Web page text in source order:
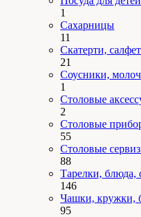
1
Сахарницы
11
Скатерти,
21
Соусники,
1
Столовые
2
Столовые
55
Столовые
88
Тарелки, блюда,
146
Чашки, кружки,
95